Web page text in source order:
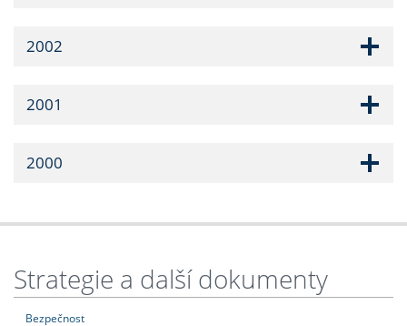
2002
2001
2000
Strategie a další dokumenty
Bezpečnost